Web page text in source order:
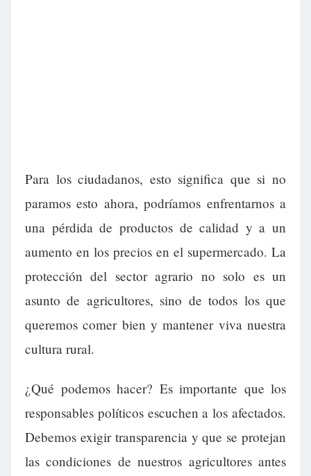
Para los ciudadanos, esto significa que si no
paramos esto ahora, podríamos enfrentarnos a
una pérdida de productos de calidad y a un
aumento en los precios en el supermercado. La
protección del sector agrario no solo es un
asunto de agricultores, sino de todos los que
queremos comer bien y mantener viva nuestra
cultura rural.
¿Qué podemos hacer? Es importante que los
responsables políticos escuchen a los afectados.
Debemos exigir transparencia y que se protejan
las condiciones de nuestros agricultores antes